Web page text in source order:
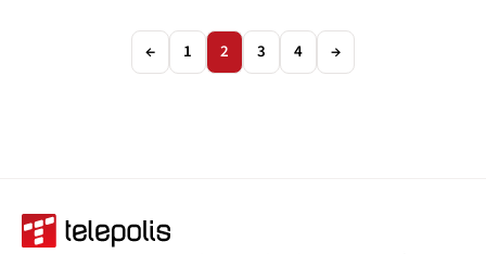
← 1 2 3 4 →